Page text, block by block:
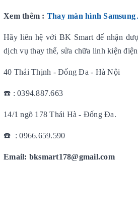
Xem thêm : Thay màn hình Samsung
Hãy liên hệ với BK Smart để nhận
dịch vụ thay thế, sửa chữa linh kiện
40 Thái Thịnh - Đống Đa - Hà Nội
☎️ : 0394.887.663
14/1 ngõ 178 Thái Hà - Đống Đa.
☎️ : 0966.659.590
Email: bksmart178@gmail.com